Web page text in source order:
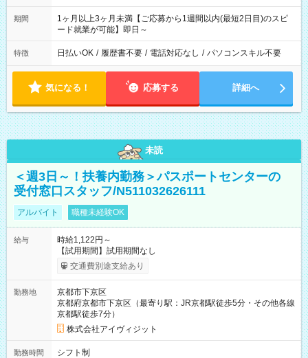
期間
1ヶ月以上3ヶ月未満【ご応募から1週間以内(最短2日目)のスピ
ード就業が可能】即日～
特徴 日払いOK / 履歴書不要 / 電話対応なし / パソコンスキル不要
気になる！ 応募する 詳細へ
未読
＜週3日～！扶養内勤務＞パスポートセンターの
受付窓口スタッフ/N511032626111
アルバイト 職種未経験OK
給与
時給1,122円～
【試用期間】試用期間なし
交通費別途支給あり
勤務地
京都市下京区
京都府京都市下京区（最寄り駅：JR京都駅徒歩5分・その他各線
京都駅徒歩7分）
株式会社アイヴィジット
勤務時間
シフト制